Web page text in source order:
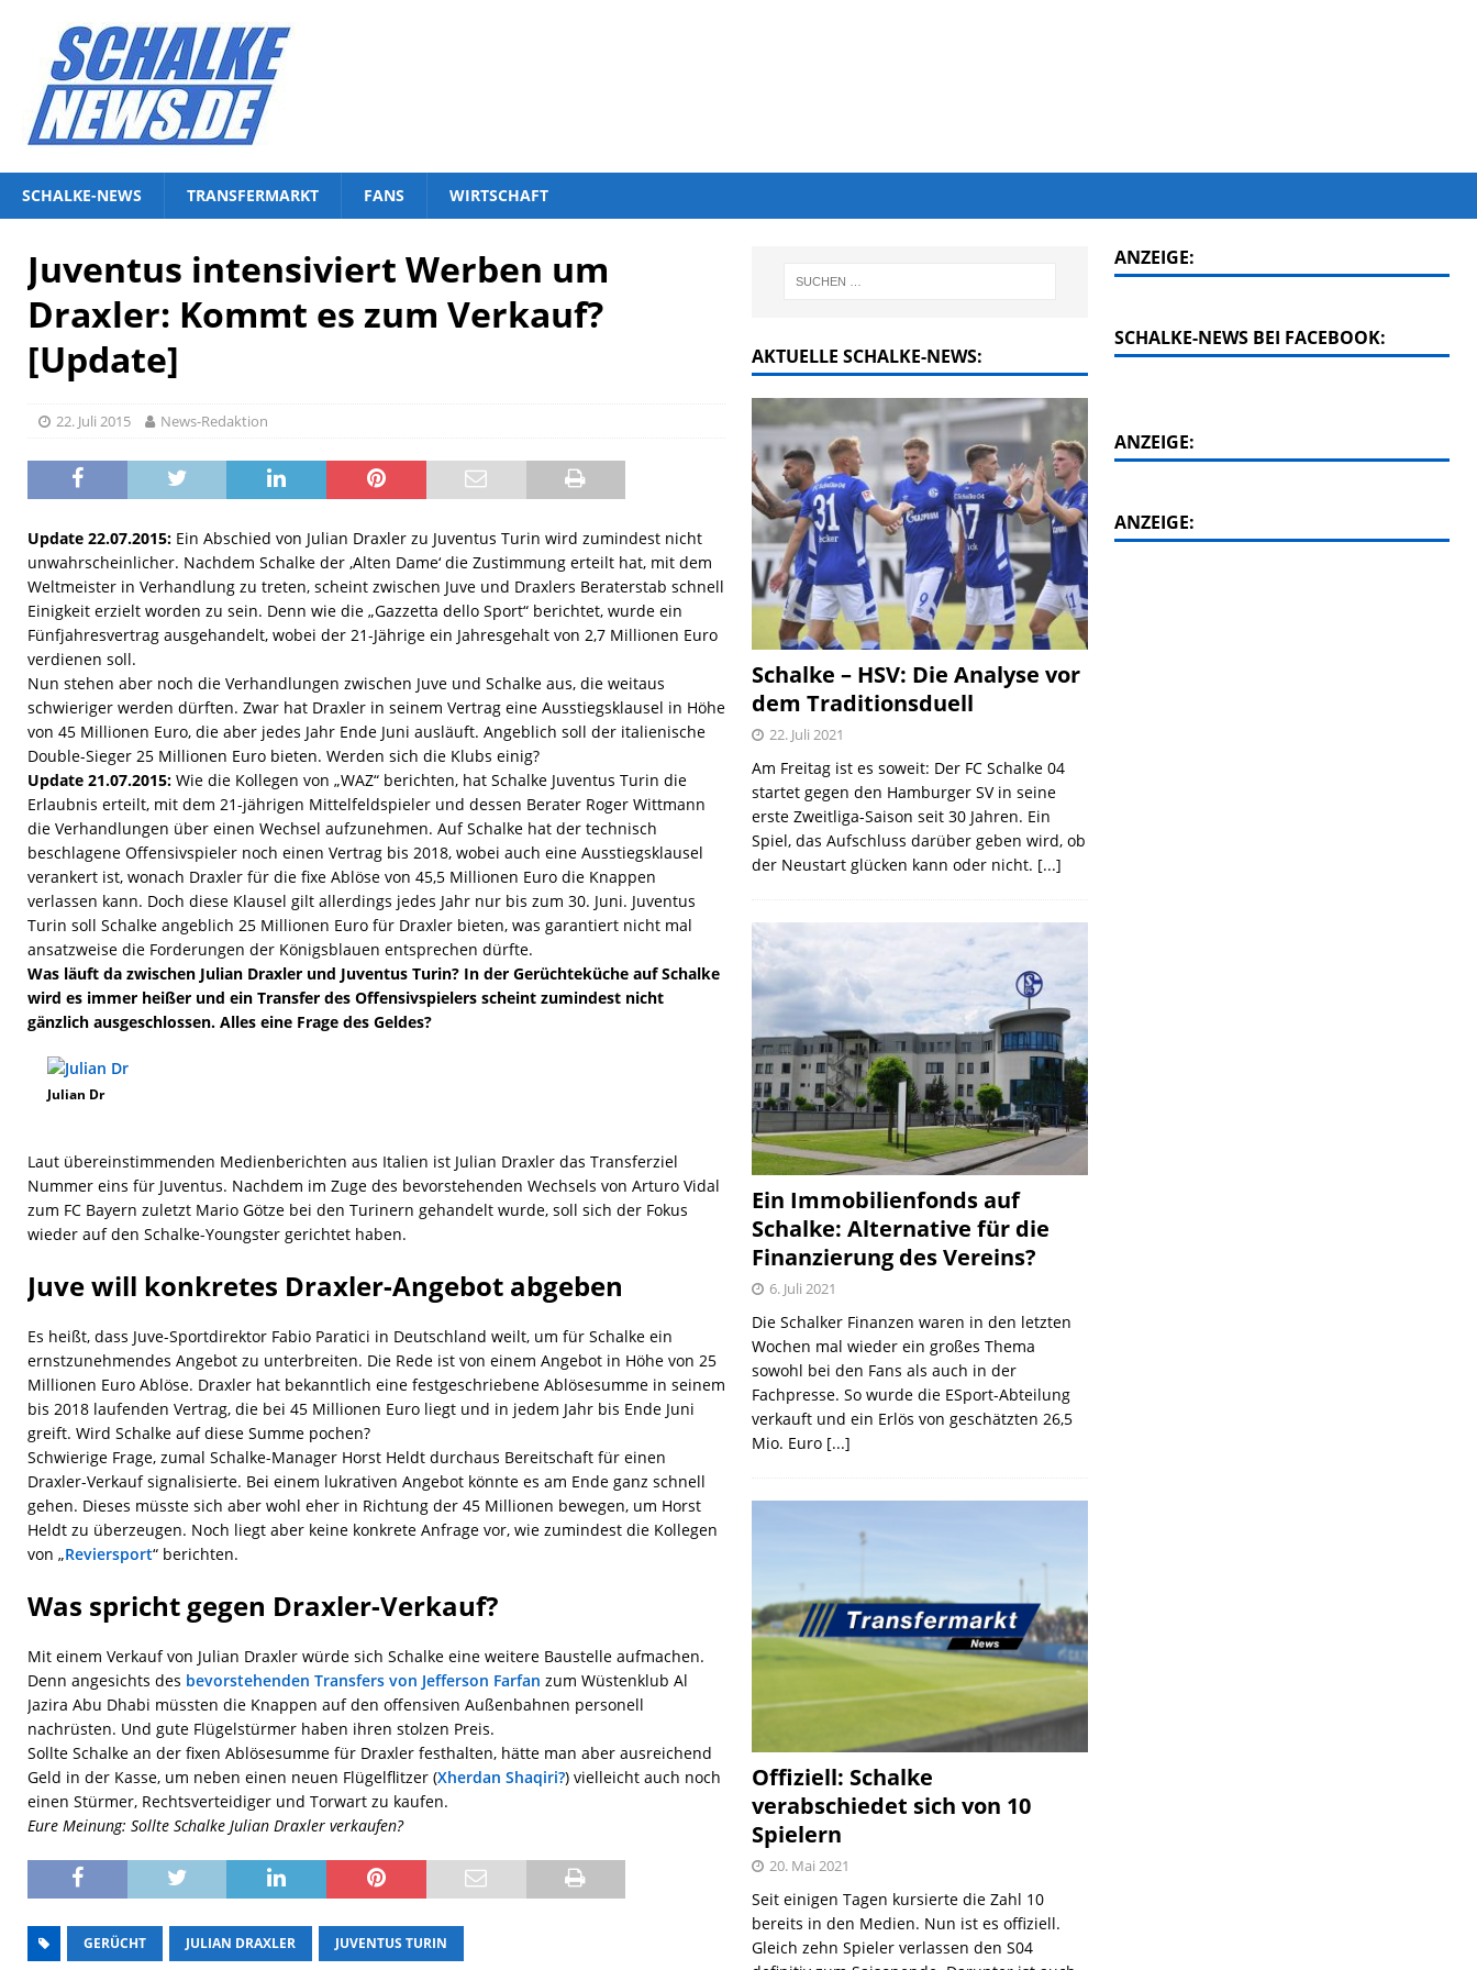
SCHALKE-NEWS TRANSFERMARKT FANS WIRTSCHAFT
Juventus intensiviert Werben um
Draxler: Kommt es zum Verkauf?
[Update]
22. Juli 2015 News-Redaktion
Update 22.07.2015: Ein Abschied von Julian Draxler zu Juventus Turin wird zumindest nicht
unwahrscheinlicher. Nachdem Schalke der ‚Alten Dame‘ die Zustimmung erteilt hat, mit dem
Weltmeister in Verhandlung zu treten, scheint zwischen Juve und Draxlers Beraterstab schnell
Einigkeit erzielt worden zu sein. Denn wie die „Gazzetta dello Sport“ berichtet, wurde ein
Fünfjahresvertrag ausgehandelt, wobei der 21-Jährige ein Jahresgehalt von 2,7 Millionen Euro
verdienen soll.
Nun stehen aber noch die Verhandlungen zwischen Juve und Schalke aus, die weitaus
schwieriger werden dürften. Zwar hat Draxler in seinem Vertrag eine Ausstiegsklausel in Höhe
von 45 Millionen Euro, die aber jedes Jahr Ende Juni ausläuft. Angeblich soll der italienische
Double-Sieger 25 Millionen Euro bieten. Werden sich die Klubs einig?
Update 21.07.2015: Wie die Kollegen von „WAZ“ berichten, hat Schalke Juventus Turin die
Erlaubnis erteilt, mit dem 21-jährigen Mittelfeldspieler und dessen Berater Roger Wittmann
die Verhandlungen über einen Wechsel aufzunehmen. Auf Schalke hat der technisch
beschlagene Offensivspieler noch einen Vertrag bis 2018, wobei auch eine Ausstiegsklausel
verankert ist, wonach Draxler für die fixe Ablöse von 45,5 Millionen Euro die Knappen
verlassen kann. Doch diese Klausel gilt allerdings jedes Jahr nur bis zum 30. Juni. Juventus
Turin soll Schalke angeblich 25 Millionen Euro für Draxler bieten, was garantiert nicht mal
ansatzweise die Forderungen der Königsblauen entsprechen dürfte.
Was läuft da zwischen Julian Draxler und Juventus Turin? In der Gerüchteküche auf Schalke
wird es immer heißer und ein Transfer des Offensivspielers scheint zumindest nicht
gänzlich ausgeschlossen. Alles eine Frage des Geldes?
Julian Dr
Laut übereinstimmenden Medienberichten aus Italien ist Julian Draxler das Transferziel
Nummer eins für Juventus. Nachdem im Zuge des bevorstehenden Wechsels von Arturo Vidal
zum FC Bayern zuletzt Mario Götze bei den Turinern gehandelt wurde, soll sich der Fokus
wieder auf den Schalke-Youngster gerichtet haben.
Juve will konkretes Draxler-Angebot abgeben
Es heißt, dass Juve-Sportdirektor Fabio Paratici in Deutschland weilt, um für Schalke ein
ernstzunehmendes Angebot zu unterbreiten. Die Rede ist von einem Angebot in Höhe von 25
Millionen Euro Ablöse. Draxler hat bekanntlich eine festgeschriebene Ablösesumme in seinem
bis 2018 laufenden Vertrag, die bei 45 Millionen Euro liegt und in jedem Jahr bis Ende Juni
greift. Wird Schalke auf diese Summe pochen?
Schwierige Frage, zumal Schalke-Manager Horst Heldt durchaus Bereitschaft für einen
Draxler-Verkauf signalisierte. Bei einem lukrativen Angebot könnte es am Ende ganz schnell
gehen. Dieses müsste sich aber wohl eher in Richtung der 45 Millionen bewegen, um Horst
Heldt zu überzeugen. Noch liegt aber keine konkrete Anfrage vor, wie zumindest die Kollegen
von „Reviersport“ berichten.
Was spricht gegen Draxler-Verkauf?
Mit einem Verkauf von Julian Draxler würde sich Schalke eine weitere Baustelle aufmachen.
Denn angesichts des bevorstehenden Transfers von Jefferson Farfan zum Wüstenklub Al
Jazira Abu Dhabi müssten die Knappen auf den offensiven Außenbahnen personell
nachrüsten. Und gute Flügelstürmer haben ihren stolzen Preis.
Sollte Schalke an der fixen Ablösesumme für Draxler festhalten, hätte man aber ausreichend
Geld in der Kasse, um neben einen neuen Flügelflitzer (Xherdan Shaqiri?) vielleicht auch noch
einen Stürmer, Rechtsverteidiger und Torwart zu kaufen.
Eure Meinung: Sollte Schalke Julian Draxler verkaufen?
GERÜCHT JULIAN DRAXLER JUVENTUS TURIN
AKTUELLE SCHALKE-NEWS:
Schalke – HSV: Die Analyse vor
dem Traditionsduell
22. Juli 2021
Am Freitag ist es soweit: Der FC Schalke 04
startet gegen den Hamburger SV in seine
erste Zweitliga-Saison seit 30 Jahren. Ein
Spiel, das Aufschluss darüber geben wird, ob
der Neustart glücken kann oder nicht. [...]
Ein Immobilienfonds auf
Schalke: Alternative für die
Finanzierung des Vereins?
6. Juli 2021
Die Schalker Finanzen waren in den letzten
Wochen mal wieder ein großes Thema
sowohl bei den Fans als auch in der
Fachpresse. So wurde die ESport-Abteilung
verkauft und ein Erlös von geschätzten 26,5
Mio. Euro [...]
Offiziell: Schalke
verabschiedet sich von 10
Spielern
20. Mai 2021
Seit einigen Tagen kursierte die Zahl 10
bereits in den Medien. Nun ist es offiziell.
Gleich zehn Spieler verlassen den S04
ANZEIGE:
SCHALKE-NEWS BEI FACEBOOK:
ANZEIGE:
ANZEIGE: